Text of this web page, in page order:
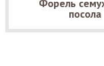
Форель
посола